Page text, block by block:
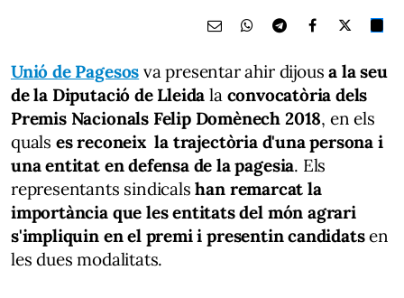
Unió de Pagesos va presentar ahir dijousa la seu
de la Diputació de Lleida la convocatòria dels
Premis Nacionals Felip Domènech 2018, en els
quals es reconeix la trajectòria d'una persona i
una entitat en defensa de la pagesia. Els
representants sindicalshan remarcat la
importància que les entitats del món agrari
s'impliquin en el premi i presentin candidatsen
les dues modalitats.